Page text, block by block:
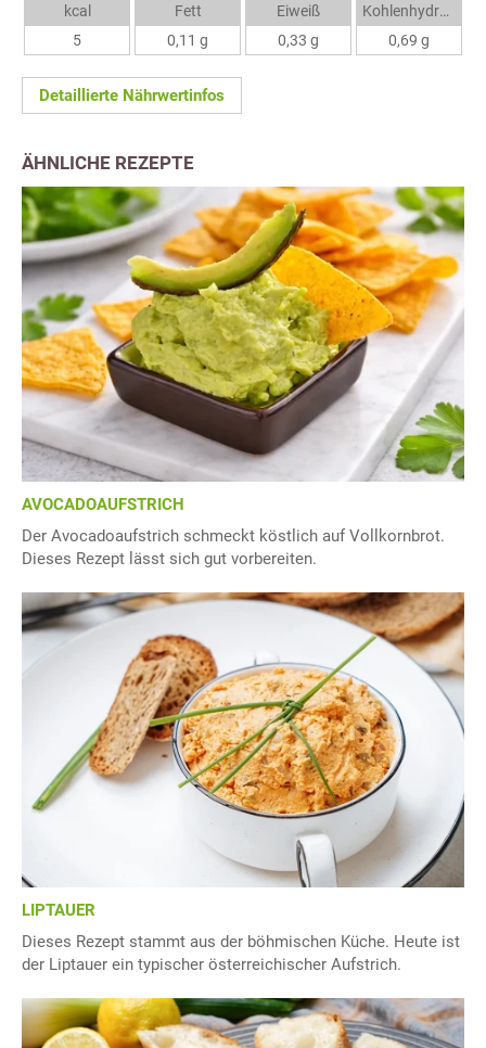
kcal
5
Fett
0,11 g
Eiweiß
0,33 g
Kohlenhydrate
0,69 g
Detaillierte Nährwertinfos
ÄHNLICHE REZEPTE
AVOCADOAUFSTRICH
Der Avocadoaufstrich schmeckt köstlich auf Vollkornbrot.
Dieses Rezept lässt sich gut vorbereiten.
LIPTAUER
Dieses Rezept stammt aus der böhmischen Küche. Heute ist
der Liptauer ein typischer österreichischer Aufstrich.